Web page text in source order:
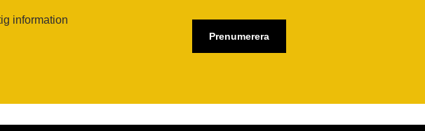
information